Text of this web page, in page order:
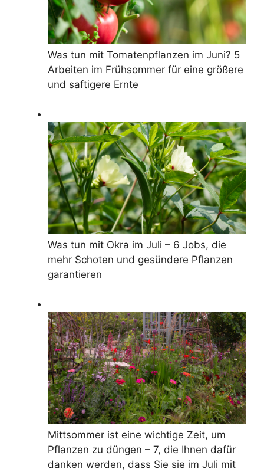
Was tun mit Tomatenpflanzen im Juni? 5
Arbeiten im Frühsommer für eine größere
und saftigere Ernte
Was tun mit Okra im Juli – 6 Jobs, die
mehr Schoten und gesündere Pflanzen
garantieren
Mittsommer ist eine wichtige Zeit, um
Pflanzen zu düngen – 7, die Ihnen dafür
danken werden, dass Sie sie im Juli mit